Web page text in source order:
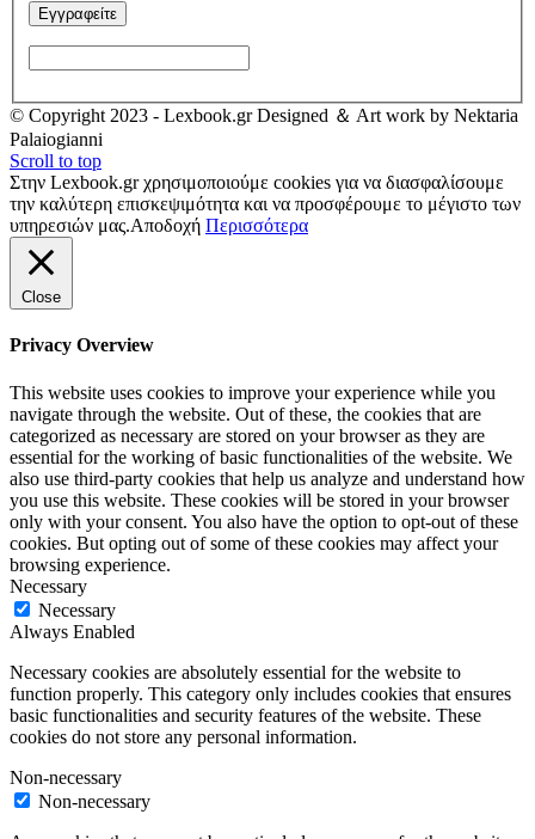
© Copyright 2023 - Lexbook.gr Designed ＆ Art work by Nektaria
Palaiogianni
Scroll to top
Στην Lexbook.gr χρησιμοποιούμε cookies για να διασφαλίσουμε
την καλύτερη επισκεψιμότητα και να προσφέρουμε το μέγιστο των
υπηρεσιών μας.Αποδοχή Περισσότερα
Close
Privacy Overview
This website uses cookies to improve your experience while you
navigate through the website. Out of these, the cookies that are
categorized as necessary are stored on your browser as they are
essential for the working of basic functionalities of the website. We
also use third-party cookies that help us analyze and understand how
you use this website. These cookies will be stored in your browser
only with your consent. You also have the option to opt-out of these
cookies. But opting out of some of these cookies may affect your
browsing experience.
Necessary
Necessary
Always Enabled
Necessary cookies are absolutely essential for the website to
function properly. This category only includes cookies that ensures
basic functionalities and security features of the website. These
cookies do not store any personal information.
Non-necessary
Non-necessary